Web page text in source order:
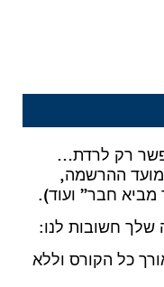
אפשר רק לרדת…
ההרשמה,
חבר” ועוד).
שלך חשובות לנו:
כל הקורס וללא